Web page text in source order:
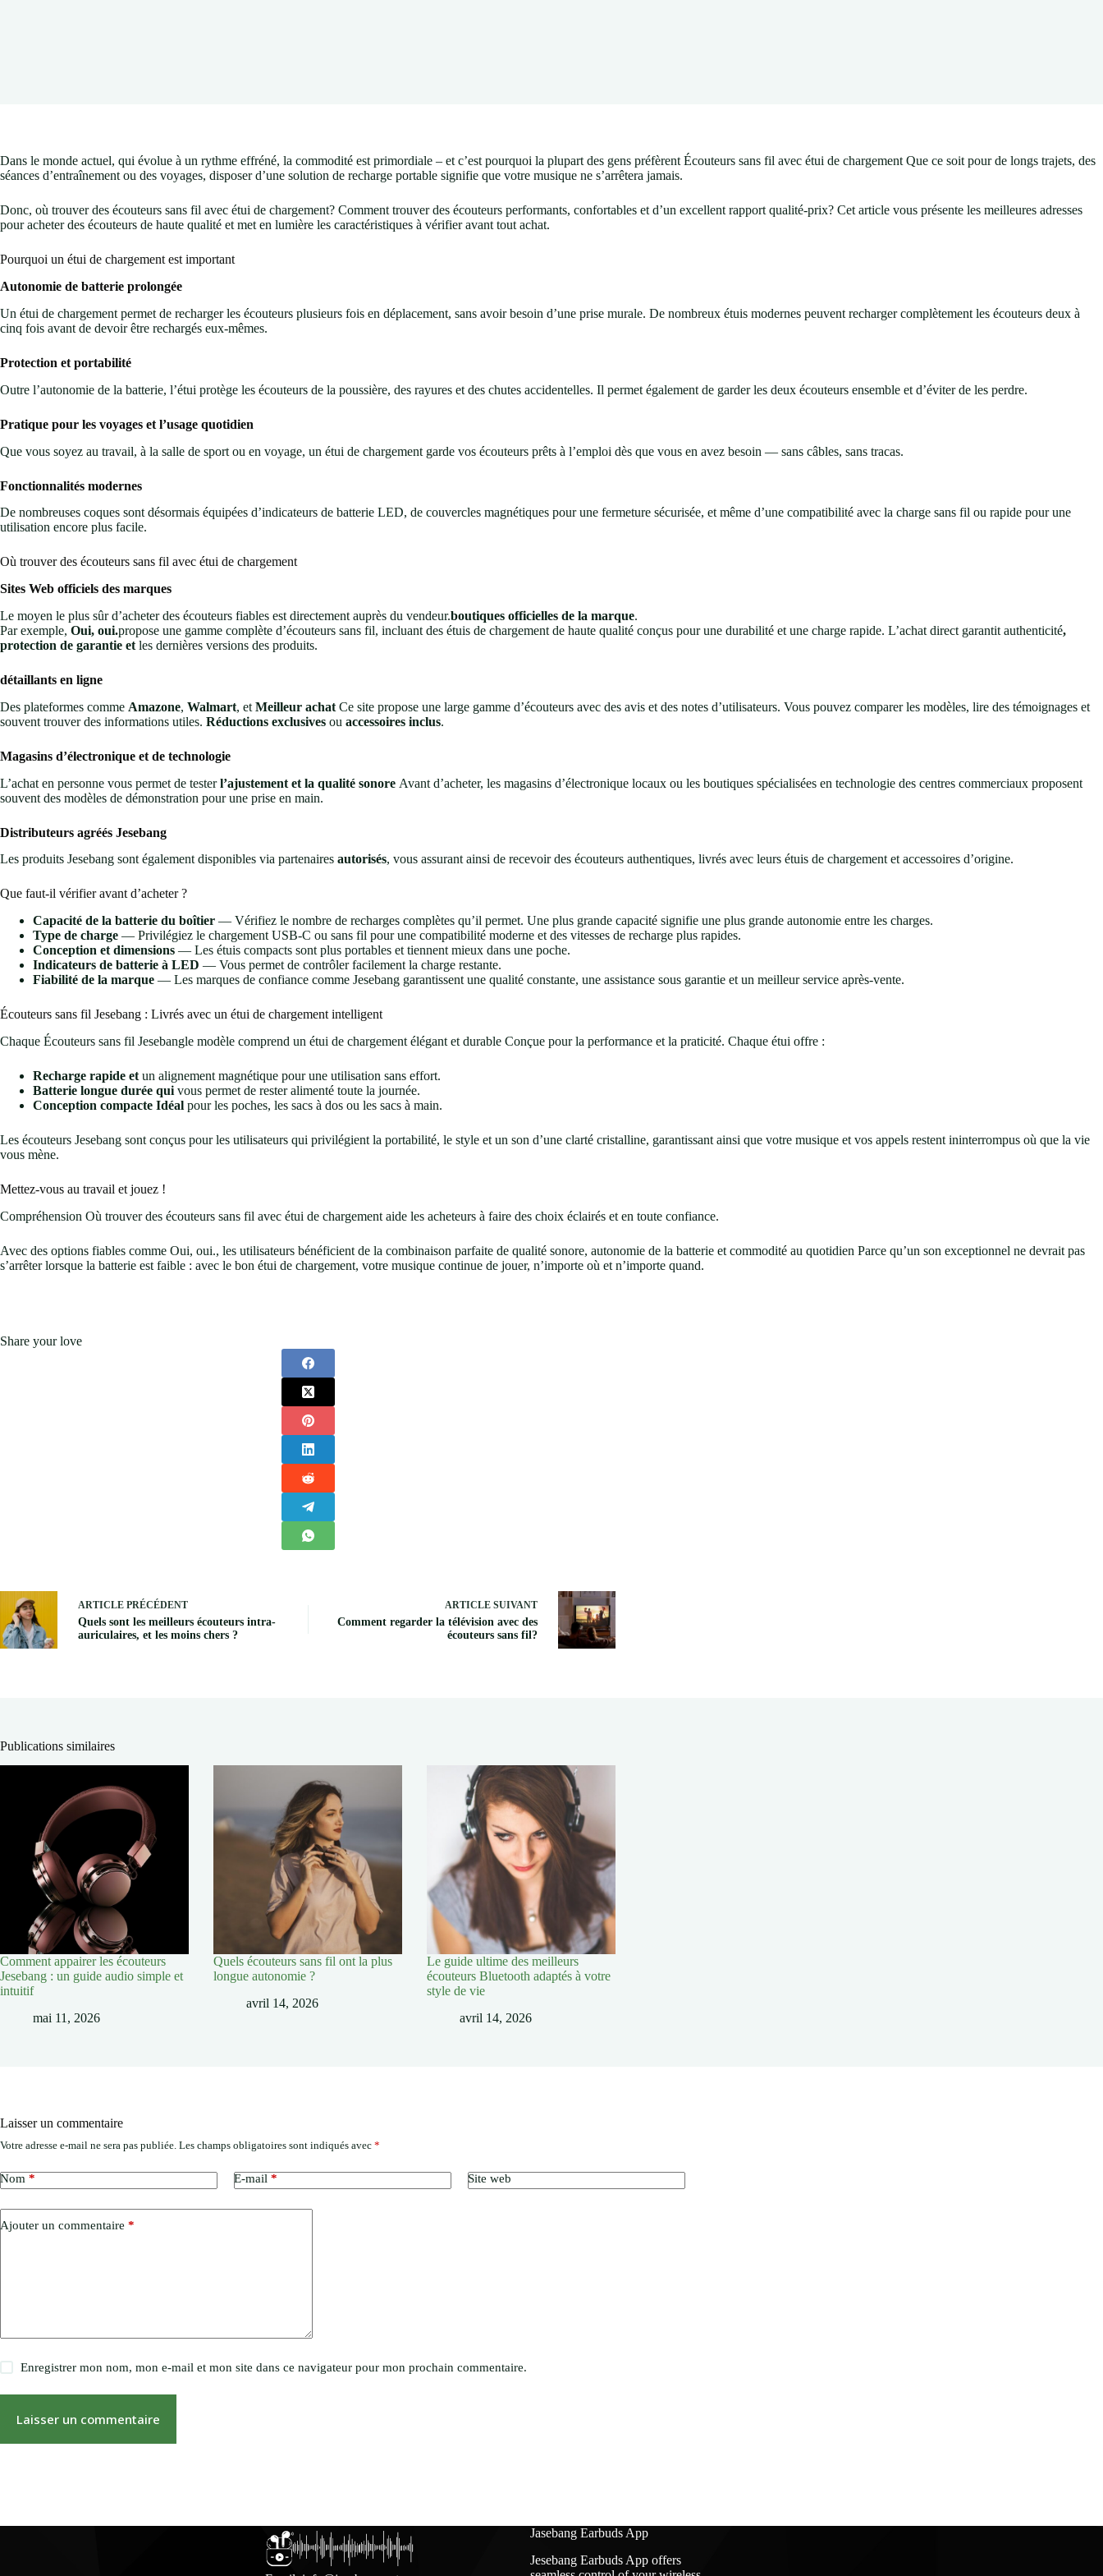
Dans le monde actuel, qui évolue à un rythme effréné, la commodité est primordiale – et c’est pourquoi la plupart des gens préfèrent Écouteurs sans fil avec étui de chargement Que ce soit pour de longs trajets, des
séances d’entraînement ou des voyages, disposer d’une solution de recharge portable signifie que votre musique ne s’arrêtera jamais.
Donc, où trouver des écouteurs sans fil avec étui de chargement? Comment trouver des écouteurs performants, confortables et d’un excellent rapport qualité-prix? Cet article vous présente les meilleures adresses
pour acheter des écouteurs de haute qualité et met en lumière les caractéristiques à vérifier avant tout achat.
Pourquoi un étui de chargement est important
Autonomie de batterie prolongée
Un étui de chargement permet de recharger les écouteurs plusieurs fois en déplacement, sans avoir besoin d’une prise murale. De nombreux étuis modernes peuvent recharger complètement les écouteurs deux à
cinq fois avant de devoir être rechargés eux-mêmes.
Protection et portabilité
Outre l’autonomie de la batterie, l’étui protège les écouteurs de la poussière, des rayures et des chutes accidentelles. Il permet également de garder les deux écouteurs ensemble et d’éviter de les perdre.
Pratique pour les voyages et l’usage quotidien
Que vous soyez au travail, à la salle de sport ou en voyage, un étui de chargement garde vos écouteurs prêts à l’emploi dès que vous en avez besoin — sans câbles, sans tracas.
Fonctionnalités modernes
De nombreuses coques sont désormais équipées d’indicateurs de batterie LED, de couvercles magnétiques pour une fermeture sécurisée, et même d’une compatibilité avec la charge sans fil ou rapide pour une
utilisation encore plus facile.
Où trouver des écouteurs sans fil avec étui de chargement
Sites Web officiels des marques
Le moyen le plus sûr d’acheter des écouteurs fiables est directement auprès du vendeur.boutiques officielles de la marque.
Par exemple, Oui, oui.propose une gamme complète d’écouteurs sans fil, incluant des étuis de chargement de haute qualité conçus pour une durabilité et une charge rapide. L’achat direct garantit authenticité,
protection de garantie et les dernières versions des produits.
détaillants en ligne
Des plateformes comme Amazone, Walmart, et Meilleur achat Ce site propose une large gamme d’écouteurs avec des avis et des notes d’utilisateurs. Vous pouvez comparer les modèles, lire des témoignages et
souvent trouver des informations utiles. Réductions exclusives ou accessoires inclus.
Magasins d’électronique et de technologie
L’achat en personne vous permet de testerl’ajustement et la qualité sonore Avant d’acheter, les magasins d’électronique locaux ou les boutiques spécialisées en technologie des centres commerciaux proposent
souvent des modèles de démonstration pour une prise en main.
Distributeurs agréés Jesebang
Les produits Jesebang sont également disponibles via partenaires autorisés, vous assurant ainsi de recevoir des écouteurs authentiques, livrés avec leurs étuis de chargement et accessoires d’origine.
Que faut-il vérifier avant d’acheter ?
Capacité de la batterie du boîtier — Vérifiez le nombre de recharges complètes qu’il permet. Une plus grande capacité signifie une plus grande autonomie entre les charges.
Type de charge — Privilégiez le chargement USB-C ou sans fil pour une compatibilité moderne et des vitesses de recharge plus rapides.
Conception et dimensions — Les étuis compacts sont plus portables et tiennent mieux dans une poche.
Indicateurs de batterie à LED — Vous permet de contrôler facilement la charge restante.
Fiabilité de la marque — Les marques de confiance comme Jesebang garantissent une qualité constante, une assistance sous garantie et un meilleur service après-vente.
Écouteurs sans fil Jesebang : Livrés avec un étui de chargement intelligent
Chaque Écouteurs sans fil Jesebangle modèle comprend un étui de chargement élégant et durable Conçue pour la performance et la praticité. Chaque étui offre :
Recharge rapide et un alignement magnétique pour une utilisation sans effort.
Batterie longue durée qui vous permet de rester alimenté toute la journée.
Conception compacte Idéal pour les poches, les sacs à dos ou les sacs à main.
Les écouteurs Jesebang sont conçus pour les utilisateurs qui privilégient la portabilité, le style et un son d’une clarté cristalline, garantissant ainsi que votre musique et vos appels restent ininterrompus où que la vie
vous mène.
Mettez-vous au travail et jouez !
Compréhension Où trouver des écouteurs sans fil avec étui de chargement aide les acheteurs à faire des choix éclairés et en toute confiance.
Avec des options fiables comme Oui, oui., les utilisateurs bénéficient de la combinaison parfaite de qualité sonore, autonomie de la batterie et commodité au quotidien Parce qu’un son exceptionnel ne devrait pas
s’arrêter lorsque la batterie est faible : avec le bon étui de chargement, votre musique continue de jouer, n’importe où et n’importe quand.
Share your love
ARTICLE PRÉCÉDENT
Quels sont les meilleurs écouteurs intra-
auriculaires, et les moins chers ?
ARTICLE SUIVANT
Comment regarder la télévision avec des
écouteurs sans fil?
Publications similaires
Comment appairer les écouteurs
Jesebang : un guide audio simple et
intuitif
mai 11, 2026
Quels écouteurs sans fil ont la plus
longue autonomie ?
avril 14, 2026
Le guide ultime des meilleurs
écouteurs Bluetooth adaptés à votre
style de vie
avril 14, 2026
Laisser un commentaire
Votre adresse e-mail ne sera pas publiée. Les champs obligatoires sont indiqués avec *
Nom * E-mail * Site web
Ajouter un commentaire *
Enregistrer mon nom, mon e-mail et mon site dans ce navigateur pour mon prochain commentaire.
Laisser un commentaire
Jasebang Earbuds App
Jesebang Earbuds App offers